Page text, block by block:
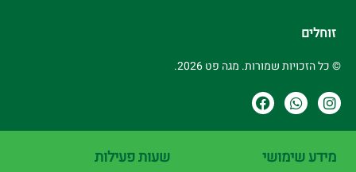
זוחלים
© כל הזכויות שמורות. מגה פט 2026.
מידע שימושי שעות פעילות